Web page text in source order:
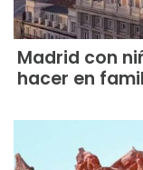
Madrid con
hacer en